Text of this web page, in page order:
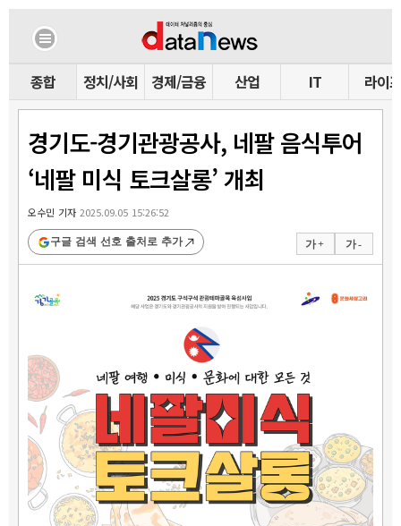
종합 정치/사회 경제/금융 산업 IT 라이프
경기도-경기관광공사, 네팔 음식투어
‘네팔 미식 토크살롱’ 개최
오수민 기자2025.09.05 15:26:52
가 + 가 -
구글 검색 선호 출처로 추가